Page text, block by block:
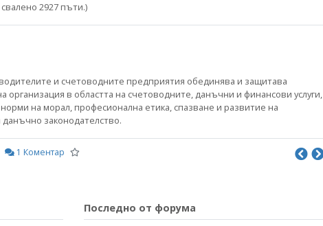
свалено 2927 пъти.)
и счетоводните предприятия обединява и защитава
в областта на счетоводните, данъчни и финансови услуги,
на морал, професионална етика, спазване и развитие на
законодателство.
1 Коментар
Последно от форума